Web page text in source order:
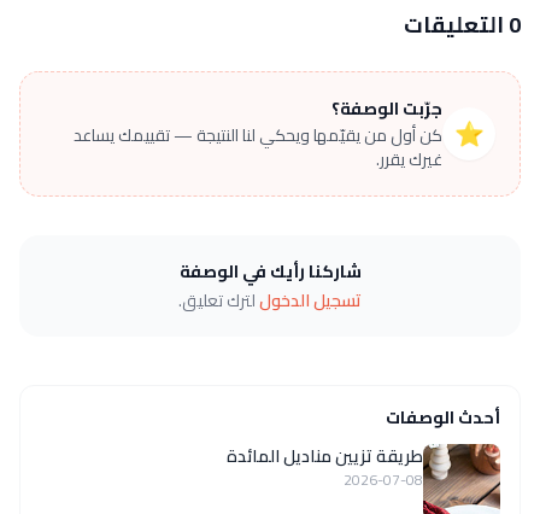
0 التعليقات
⭐
جرّبت الوصفة؟
كن أول من يقيّمها ويحكي لنا النتيجة — تقييمك يساعد
غيرك يقرر.
شاركنا رأيك في الوصفة
تسجيل الدخوللترك تعليق.
أحدث الوصفات
طريقة تزيين مناديل المائدة
2026-07-08